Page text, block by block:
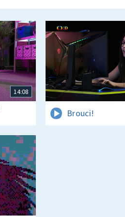
14:08
Brouci!